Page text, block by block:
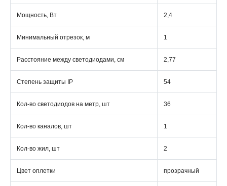
Мощность, Вт 2,4
Минимальный отрезок, м 1
Расстояние между светодиодами, см 2,77
Степень защиты IP 54
Кол-во светодиодов на метр, шт 36
Кол-во каналов, шт 1
Кол-во жил, шт 2
Цвет оплетки прозрачный